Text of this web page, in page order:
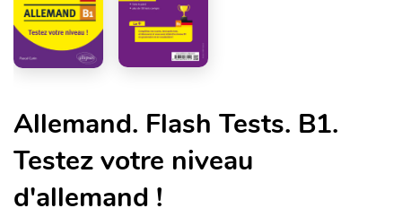
Allemand. Flash Tests. B1.
Testez votre niveau
d'allemand !